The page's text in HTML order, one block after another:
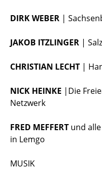
DIRK WEBER |
JAKOB ITZLINGER |
CHRISTIAN LECHT |
NICK HEINKE |Die
Netzwerk
FRED MEFFERT und
in Lemgo
MUSIK